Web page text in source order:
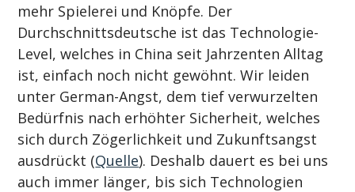
mehr Spielerei und Knöpfe. Der
Durchschnittsdeutsche ist das Technologie-
Level, welches in China seit Jahrzenten Alltag
ist, einfach noch nicht gewöhnt. Wir leiden
unter German-Angst, dem tief verwurzelten
Bedürfnis nach erhöhter Sicherheit, welches
sich durch Zögerlichkeit und Zukunftsangst
ausdrückt (Quelle). Deshalb dauert es bei uns
auch immer länger, bis sich Technologien